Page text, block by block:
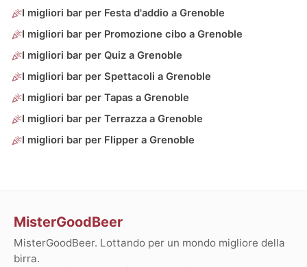
I migliori bar per Festa d'addio a Grenoble
I migliori bar per Promozione cibo a Grenoble
I migliori bar per Quiz a Grenoble
I migliori bar per Spettacoli a Grenoble
I migliori bar per Tapas a Grenoble
I migliori bar per Terrazza a Grenoble
I migliori bar per Flipper a Grenoble
MisterGoodBeer
MisterGoodBeer. Lottando per un mondo migliore della
birra.